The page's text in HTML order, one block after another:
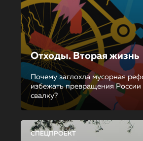
Отходы. Вторая жизнь
Почему заглохла мусорная
избежать превращения России
свалку?
СПЕЦПРОЕКТ